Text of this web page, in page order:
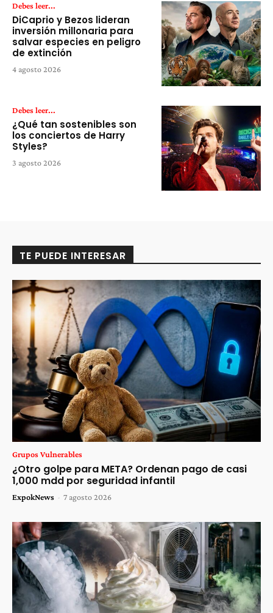
Debes leer...
DiCaprio y Bezos lideran
inversión millonaria para
salvar especies en peligro
de extinción
4 agosto 2026
Debes leer...
¿Qué tan sostenibles son
los conciertos de Harry
Styles?
3 agosto 2026
TE PUEDE INTERESAR
Grupos Vulnerables
¿Otro golpe para META? Ordenan pago de casi
1,000 mdd por seguridad infantil
ExpokNews - 7 agosto 2026